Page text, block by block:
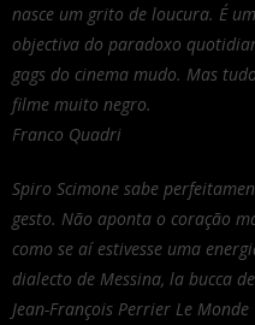
nasce um grito de loucura. É
objectiva do paradoxo
gags do cinema mudo. Mas
filme muito negro.
Franco Quadri
Spiro Scimone sabe
gesto. Não aponta o coração
como se aí estivesse uma
dialecto de Messina, la bucca
Jean-François Perrier Le Monde